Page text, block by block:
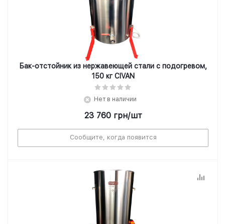
Бак-отстойник из нержавеющей стали с подогревом,
150 кг CIVAN
Нет в наличии
23 760грн/шт
Сообщите, когда появится